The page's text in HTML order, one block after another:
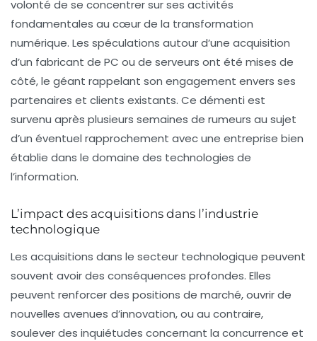
volonté de se concentrer sur ses activités
fondamentales au cœur de la transformation
numérique. Les spéculations autour d’une acquisition
d’un fabricant de PC ou de serveurs ont été mises de
côté, le géant rappelant son engagement envers ses
partenaires et clients existants. Ce démenti est
survenu après plusieurs semaines de rumeurs au sujet
d’un éventuel rapprochement avec une entreprise bien
établie dans le domaine des technologies de
l’information.
L’impact des acquisitions dans l’industrie
technologique
Les acquisitions dans le secteur technologique peuvent
souvent avoir des conséquences profondes. Elles
peuvent renforcer des positions de marché, ouvrir de
nouvelles avenues d’innovation, ou au contraire,
soulever des inquiétudes concernant la concurrence et